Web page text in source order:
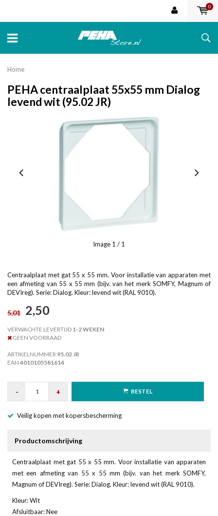
0
Home
PEHA centraalplaat 55x55 mm Dialog
levend wit (95.02 JR)
Image 1 / 1
Centraalplaat met gat 55 x 55 mm. Voor installatie van apparaten met
een afmeting van 55 x 55 mm (bijv. van het merk SOMFY, Magnum of
DEVIreg). Serie: Dialog. Kleur: levend wit (RAL 9010).
5,01 2,50
VERWACHTE LEVERTIJD 1-2 WEKEN
GEEN VOORRAAD
ARTIKELNUMMER 95.02 JR
EAN 4010105581614
- + BESTEL
Veilig kopen met kopersbescherming
Productomschrijving
Centraalplaat met gat 55 x 55 mm. Voor installatie van apparaten
met een afmeting van 55 x 55 mm (bijv. van het merk SOMFY,
Magnum of DEVIreg). Serie: Dialog. Kleur: levend wit (RAL 9010).
Kleur: Wit
Afsluitbaar: Nee